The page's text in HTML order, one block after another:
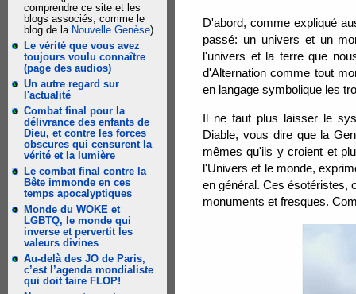
comprendre ce site et les
blogs associés, comme le
blog de la Nouvelle Genèse)
Le vérité que vous avez
toujours voulu connaître
(page des audios)
Un autre regard sur
l'actualité
Combat final pour la
délivrance des enfants de
Dieu, et contre les forces
obscures qui censurent la
vérité et la lumière
Le combat final contre la
Bête immonde en ces
temps apocalyptiques
Monde du WOKE et
LGBTQ, le monde qui
inverse et pervertit les
valeurs divines
Au-delà des JO de Paris,
c’est l’agenda mondialiste
qui doit faire FLOP!
D'abord, comme expliqué
passé: un univers et un
l'univers et la terre que
d'Alternation comme tout
en langage symbolique les
Il ne faut plus laisser le
Diable, vous dire que la
mêmes qu'ils y croient et
l'Univers et le monde,
en général. Ces ésotéristes,
monuments et fresques.